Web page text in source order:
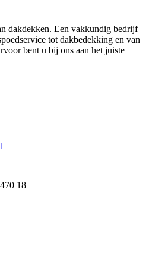
dakdekken. Een vakkundig bedrijf
tot dakbedekking en van
bent u bij ons aan het juiste
18